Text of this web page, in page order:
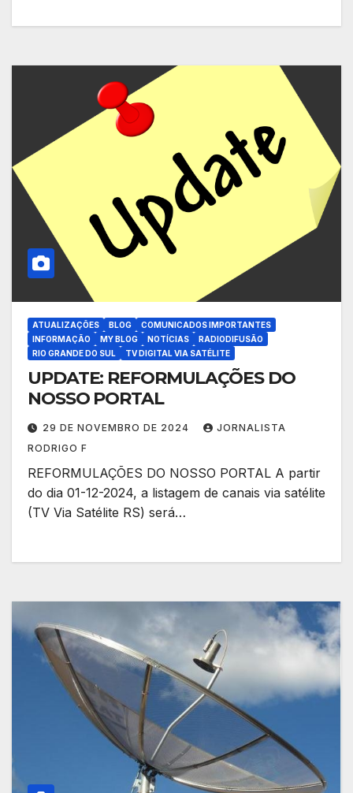
ATUALIZAÇÕES BLOG
COMUNICADOS IMPORTANTES
INFORMAÇÃO
MY BLOG NOTÍCIAS
RADIODIFUSÃO
RIO GRANDE DO SUL
TV DIGITAL VIA SATÉLITE
UPDATE: REFORMULAÇÕES DO
NOSSO PORTAL
29 DE NOVEMBRO DE 2024
JORNALISTA
RODRIGO F
REFORMULAÇÕES DO NOSSO PORTAL A partir
do dia 01-12-2024, a listagem de canais via satélite
(TV Via Satélite RS) será…